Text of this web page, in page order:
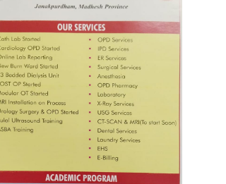
प्रतिस्पर्धाबिनाको नियुक्ति बदरबारे
अन्तरिम आदेश निक्र्योल गर्न असार ६ मा
पेसी